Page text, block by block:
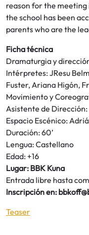
reason for the meeting
the school has been
parents who are the
Ficha técnica
Dramaturgia y
Intérpretes: JResu
Fuster, Ariana Higón,
Movimiento y
Asistente de Dirección:
Espacio Escénico:
Duración: 60’
Lengua: Castellano
Edad: +16
Lugar: BBK Kuna
Entrada libre hasta
Inscripción en:
Teaser